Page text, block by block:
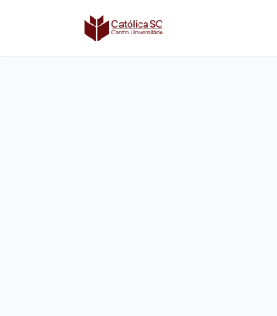
Católica SC | Experts